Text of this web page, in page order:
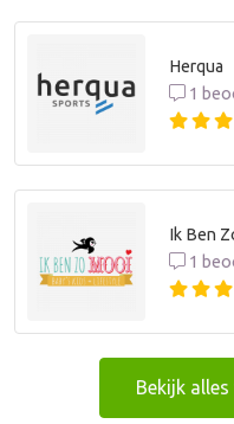
Herqua
1
Ik Ben
1
Bekijk